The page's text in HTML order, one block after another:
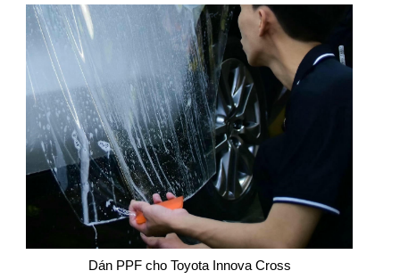
Dán PPF cho Toyota Innova Cross